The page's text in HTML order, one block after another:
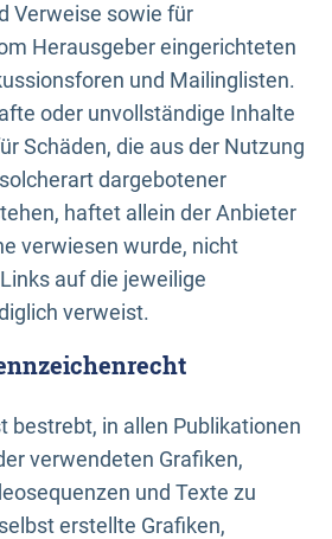
Verweise sowie für
Herausgeber eingerichteten
und Mailinglisten.
oder unvollständige Inhalte
Schäden, die aus der Nutzung
dargebotener
haftet allein der Anbieter
verwiesen wurde, nicht
auf die jeweilige
verweist.
bestrebt, in allen Publikationen
verwendeten Grafiken,
und Texte zu
erstellte Grafiken,